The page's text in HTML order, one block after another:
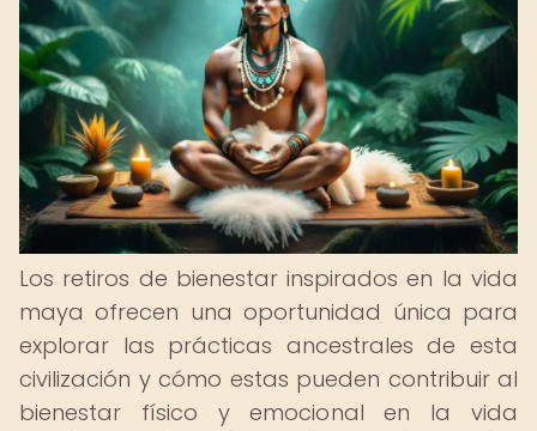
Los retiros de bienestar inspirados en la vida
maya ofrecen una oportunidad única para
explorar las prácticas ancestrales de esta
civilización y cómo estas pueden contribuir al
bienestar físico y emocional en la vida